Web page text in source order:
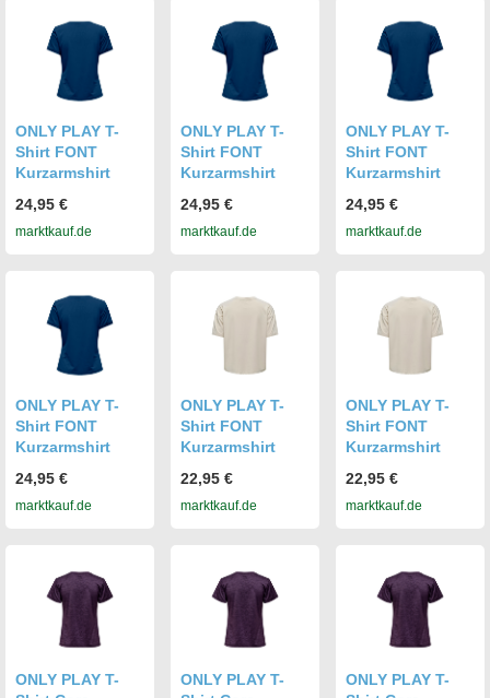
ONLY PLAY T-
Shirt FONT
Kurzarmshirt
24,95 €
marktkauf.de
ONLY PLAY T-
Shirt FONT
Kurzarmshirt
24,95 €
marktkauf.de
ONLY PLAY T-
Shirt FONT
Kurzarmshirt
24,95 €
marktkauf.de
ONLY PLAY T-
Shirt FONT
Kurzarmshirt
24,95 €
marktkauf.de
ONLY PLAY T-
Shirt FONT
Kurzarmshirt
22,95 €
marktkauf.de
ONLY PLAY T-
Shirt FONT
Kurzarmshirt
22,95 €
marktkauf.de
ONLY PLAY T-
ONLY PLAY T-
ONLY PLAY T-